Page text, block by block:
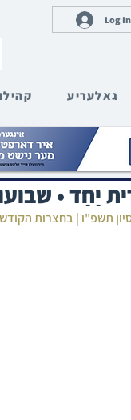
גאלעריע
Log
יַחַד •
תשפ"ו | בחצרות הקודש